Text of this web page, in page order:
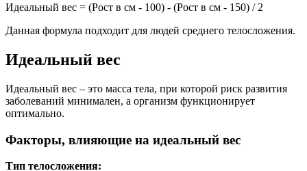
Идеальный вес = (Рост в см - 100) - (Рост в см - 150) / 2
Данная формула подходит для людей среднего телосложения.
Идеальный вес
Идеальный вес – это масса тела, при которой риск развития
заболеваний минимален, а организм функционирует
оптимально.
Факторы, влияющие на идеальный вес
Тип телосложения: